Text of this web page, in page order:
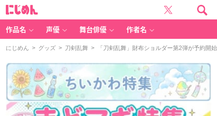
作品名 声優 舞台俳優 作者名
にじめん > グッズ > 刀剣乱舞 > 「刀剣乱舞」財布ショルダー第2弾が予約開